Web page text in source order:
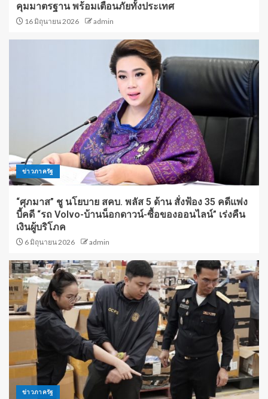
คุมมาตรฐาน พร้อมเตือนภัยทั้งประเทศ
16 มิถุนายน 2026 admin
ข่าวภาครัฐ
“ศุภมาส” ชู นโยบาย สคบ. พลัส 5 ด้าน สั่งฟ้อง 35 คดีแพ่ง
บี้คดี “รถ Volvo-บ้านน็อกดาวน์-ซื้อของออนไลน์” เร่งคืน
เงินผู้บริโภค
6 มิถุนายน 2026 admin
ข่าวภาครัฐ